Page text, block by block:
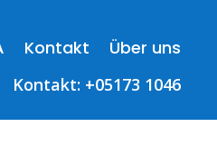
Kontakt Über uns
Kontakt: +05173 1046